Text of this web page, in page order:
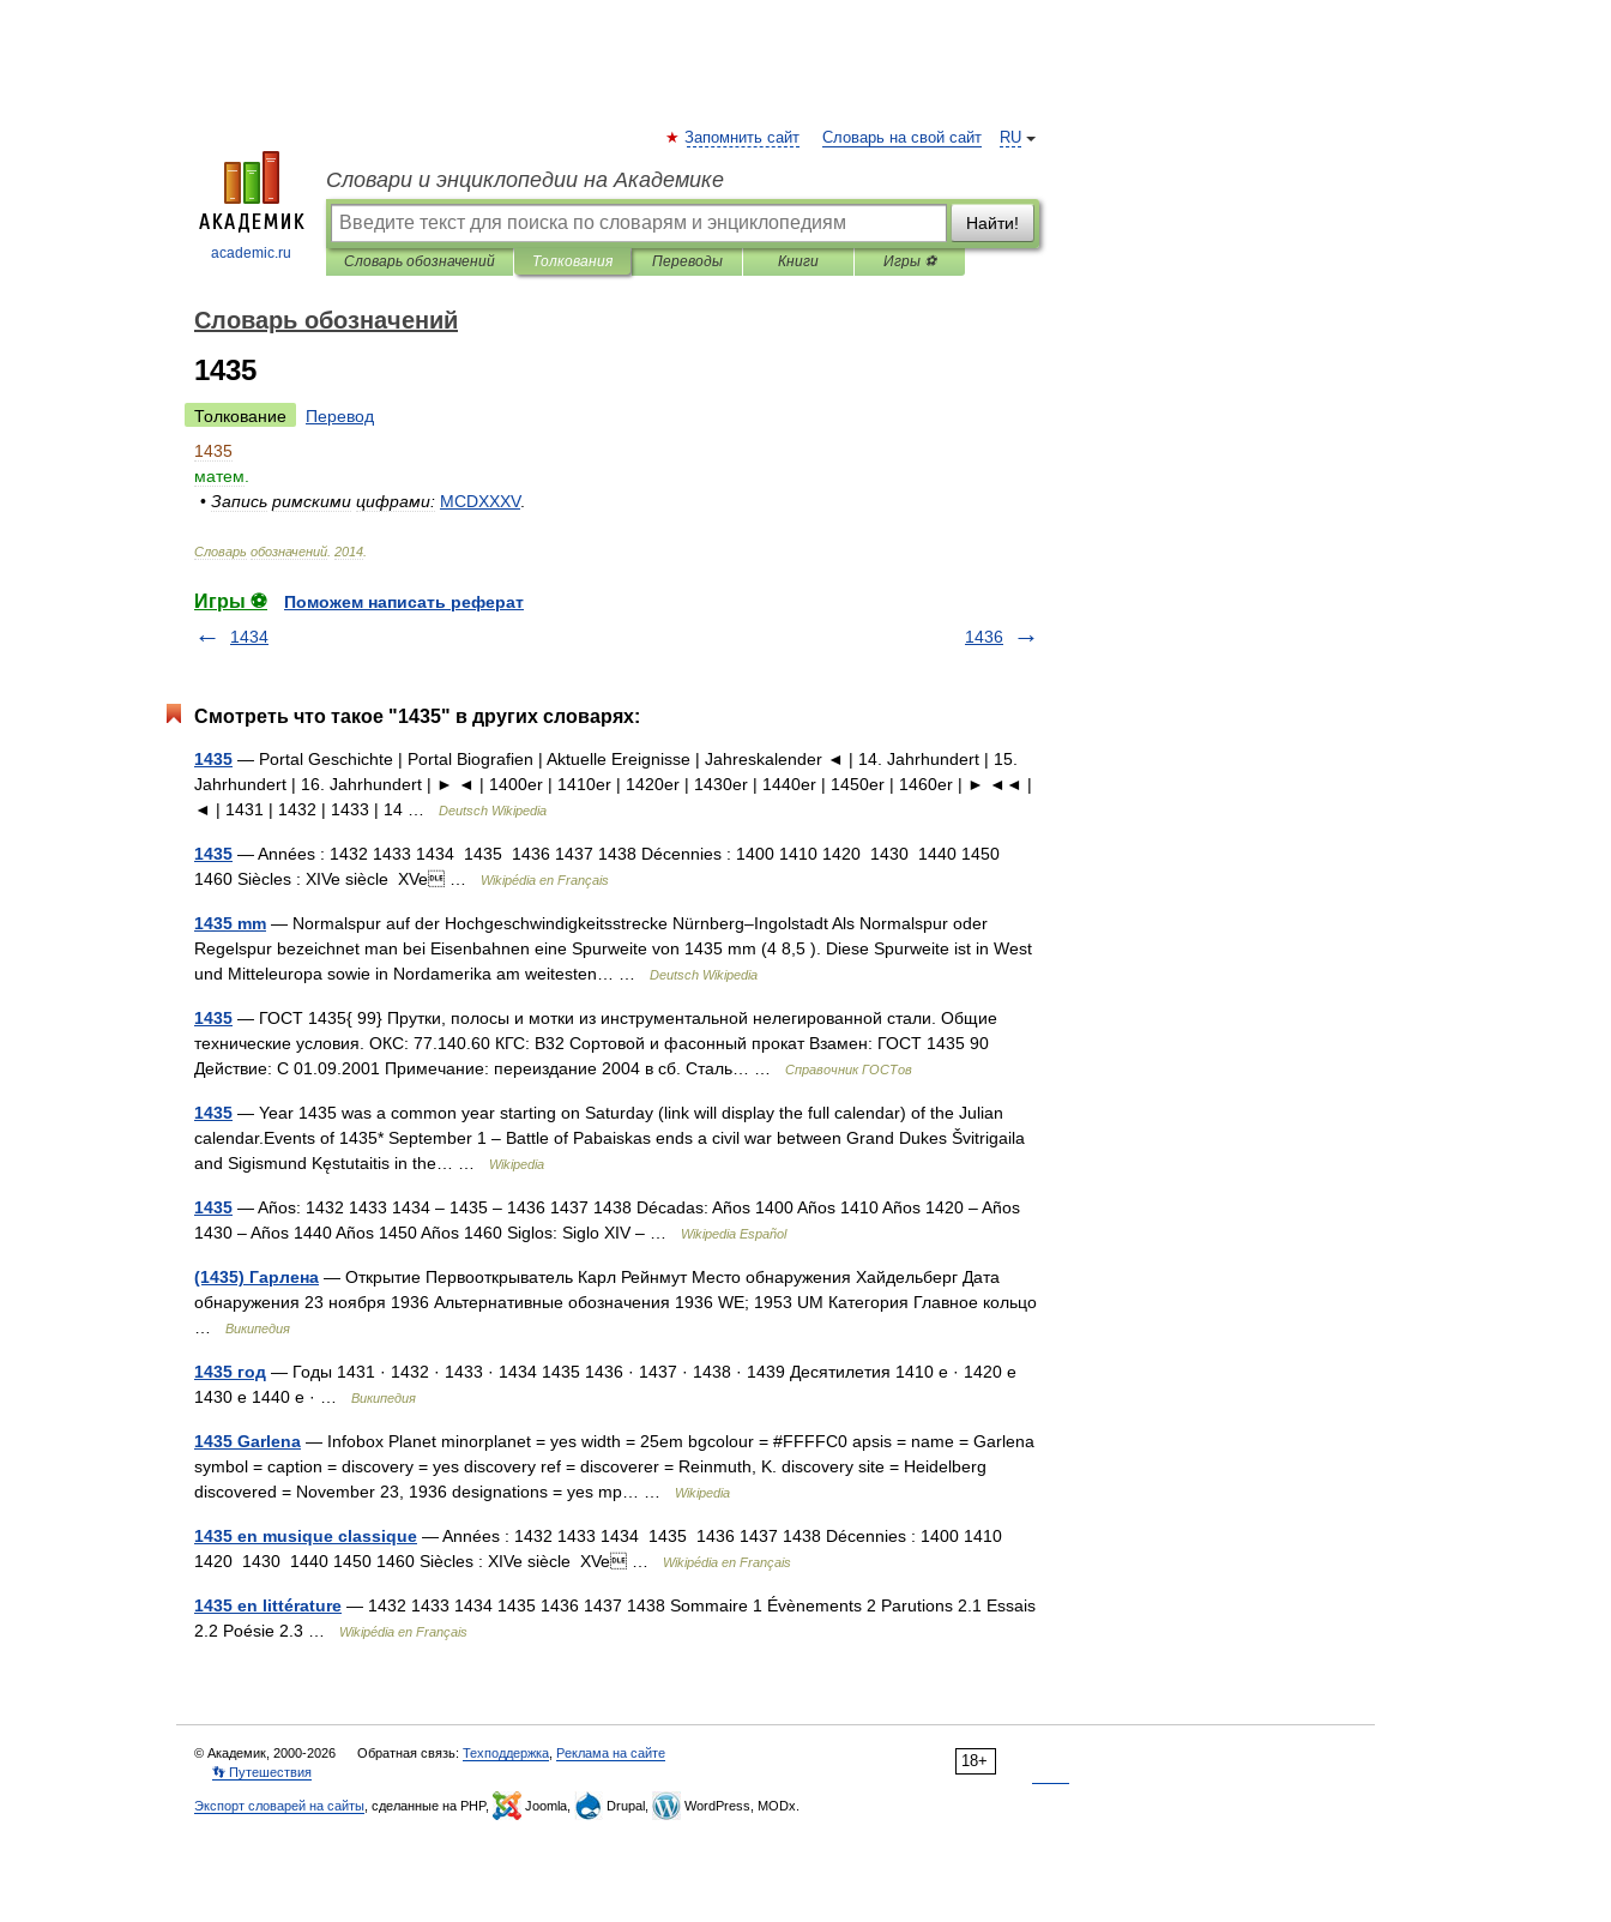
academic.ru
RU
Запомнить сайт Словарь на свой сайт
Словари и энциклопедии на Академике
Найти!
Словарь обозначений Толкования Переводы Книги Игры ⚽
Словарь обозначений
1435
Толкование
Перевод
1435
матем
• Запись римскими цифрами: MCDXXXV.
Словарь обозначений 2014
Игры ⚽
Поможем написать реферат
1434
1436
Смотреть что такое "1435" в других словарях:
1435 — Portal Geschichte | Portal Biografien | Aktuelle Ereignisse | Jahreskalender ◄ | 14. Jahrhundert | 15.
Jahrhundert | 16. Jahrhundert | ► ◄ | 1400er | 1410er | 1420er | 1430er | 1440er | 1450er | 1460er | ► ◄◄ |
◄ | 1431 | 1432 | 1433 | 14 …
Deutsch Wikipedia
1435 — Années : 1432 1433 1434 1435 1436 1437 1438 Décennies : 1400 1410 1420 1430 1440 1450
1460 Siècles : XIVe siècle XVe …
Wikipédia en Français
1435 mm — Normalspur auf der Hochgeschwindigkeitsstrecke Nürnberg–Ingolstadt Als Normalspur oder
Regelspur bezeichnet man bei Eisenbahnen eine Spurweite von 1435 mm (4 8,5 ). Diese Spurweite ist in West
und Mitteleuropa sowie in Nordamerika am weitesten… …
Deutsch Wikipedia
1435 — ГОСТ 1435{ 99} Прутки, полосы и мотки из инструментальной нелегированной стали. Общие
технические условия. ОКС: 77.140.60 КГС: В32 Сортовой и фасонный прокат Взамен: ГОСТ 1435 90
Действие: С 01.09.2001 Примечание: переиздание 2004 в сб. Сталь… …
Справочник ГОСТов
1435 — Year 1435 was a common year starting on Saturday (link will display the full calendar) of the Julian
calendar.Events of 1435* September 1 – Battle of Pabaiskas ends a civil war between Grand Dukes Švitrigaila
and Sigismund Kęstutaitis in the… …
Wikipedia
1435 — Años: 1432 1433 1434 – 1435 – 1436 1437 1438 Décadas: Años 1400 Años 1410 Años 1420 – Años
1430 – Años 1440 Años 1450 Años 1460 Siglos: Siglo XIV – …
Wikipedia Español
(1435) Гарлена — Открытие Первооткрыватель Карл Рейнмут Место обнаружения Хайдельберг Дата
обнаружения 23 ноября 1936 Альтернативные обозначения 1936 WE; 1953 UM Категория Главное кольцо
Википедия
1435 год — Годы 1431 · 1432 · 1433 · 1434 1435 1436 · 1437 · 1438 · 1439 Десятилетия 1410 е · 1420 е
1430 е 1440 е · …
Википедия
1435 Garlena — Infobox Planet minorplanet = yes width = 25em bgcolour = #FFFFC0 apsis = name = Garlena
symbol = caption = discovery = yes discovery ref = discoverer = Reinmuth, K. discovery site = Heidelberg
discovered = November 23, 1936 designations = yes mp… …
Wikipedia
1435 en musique classique — Années : 1432 1433 1434 1435 1436 1437 1438 Décennies : 1400 1410
1420 1430 1440 1450 1460 Siècles : XIVe siècle XVe …
Wikipédia en Français
1435 en littérature — 1432 1433 1434 1435 1436 1437 1438 Sommaire 1 Évènements 2 Parutions 2.1 Essais
2.2 Poésie 2.3 …
Wikipédia en Français
18+
© Академик, 2000-2026 Обратная связь: Техподдержка Реклама на сайте
👣 Путешествия
Экспорт словарей на сайты , сделанные на PHP, Joomla, Drupal, WordPress, MODx.